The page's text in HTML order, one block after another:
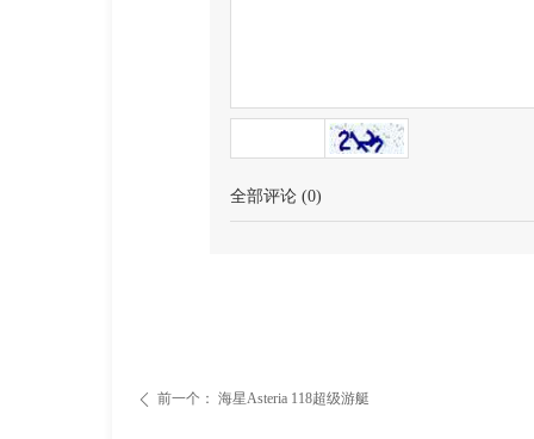
ꄴ 前一个： 海星Asteria 118超级游艇
全部评论 (0)